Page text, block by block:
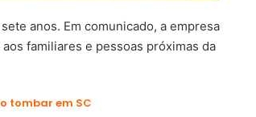
anos. Em comunicado, a empresa
familiares e pessoas próximas da
tombar em SC